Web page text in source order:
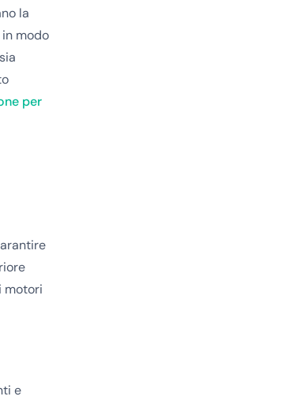
la
modo
per
motori
e